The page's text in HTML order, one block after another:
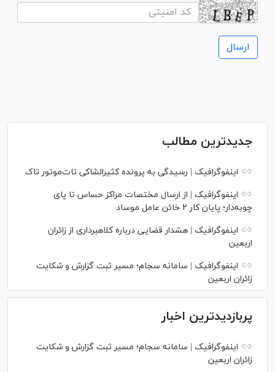
جدیدترین مطالب
اینفوگرافیک | رسیدگی به پرونده کثیرالشاکی تات‌موتور تاک
اینفوگرافیک | از ارسال مختصات مراکز حساس تا پای
چوبه‌دار؛ پایان کار ۲ خائن عامل موساد
اینفوگرافیک | هشدار قضایی درباره کلاهبرداری از زائران
اربعین
اینفوگرافیک | سامانه سجام؛ مسیر ثبت گزارش و شکایت
زائران اربعین
پربازدیدترین اخبار
اینفوگرافیک | سامانه سجام؛ مسیر ثبت گزارش و شکایت
زائران اربعین